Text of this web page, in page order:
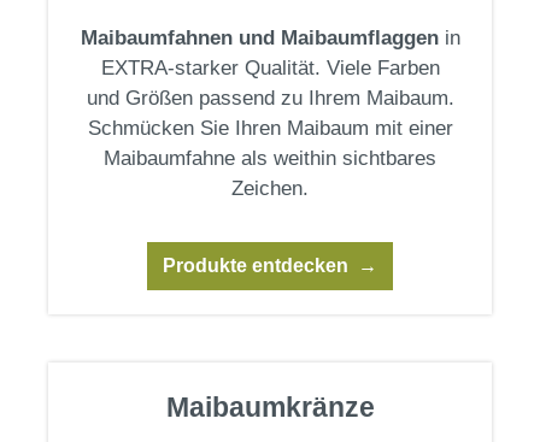
Maibaumfahnen und Maibaumflaggenin
EXTRA-starker Qualität. Viele Farben
und Größen passend zu Ihrem Maibaum.
Schmücken Sie Ihren Maibaum mit einer
Maibaumfahne als weithin sichtbares
Zeichen.
Produkte entdecken
Maibaumkränze